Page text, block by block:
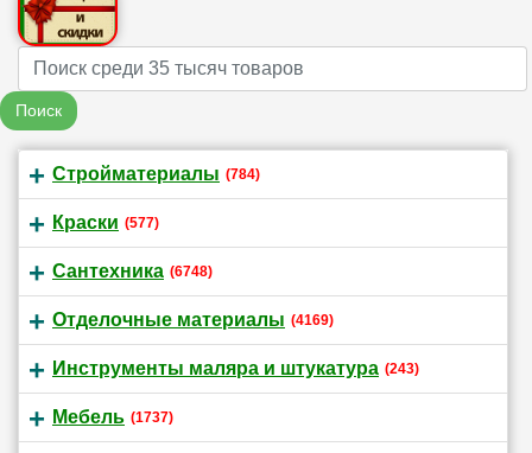
Name
Поиск
Стройматериалы (784)
Краски (577)
Сантехника (6748)
Отделочные материалы (4169)
Инструменты маляра и штукатура (243)
Мебель (1737)